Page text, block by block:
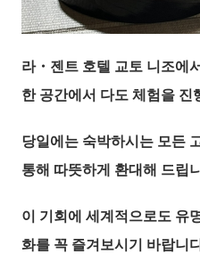
라・젠트 호텔 교토 니조에
한 공간에서 다도 체험을 진
당일에는 숙박하시는 모든
통해 따뜻하게 환대해 드립
이 기회에 세계적으로도 유
화를 꼭 즐겨보시기 바랍니